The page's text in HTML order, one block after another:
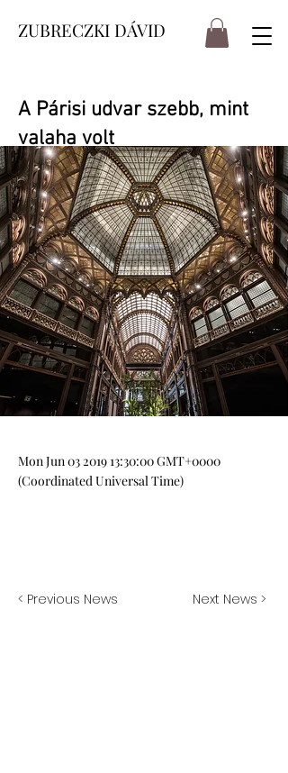
ZUBRECZKI DÁVID
Mon Jun03 2019 13:30:00 GMT+0000
(Coordinated Universal Time)
< Previous News Next News >
A Párisi udvar szebb, mint
valaha volt